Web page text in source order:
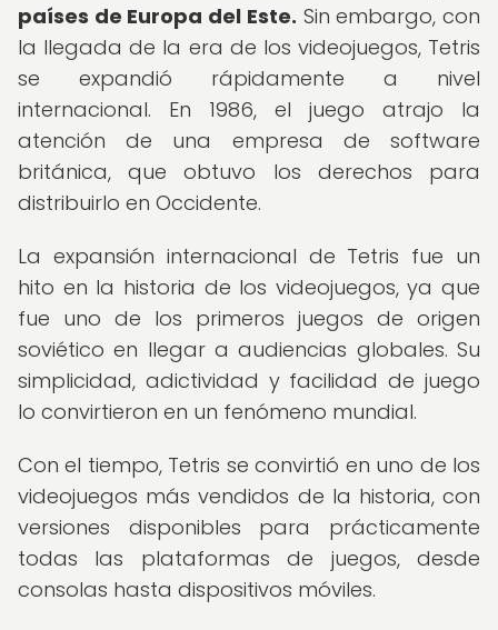
países de Europa del Este. Sin embargo, con
la llegada de la era de los videojuegos, Tetris
se expandió rápidamente a nivel
internacional. En 1986, el juego atrajo la
atención de una empresa de software
británica, que obtuvo los derechos para
distribuirlo en Occidente.
La expansión internacional de Tetris fue un
hito en la historia de los videojuegos, ya que
fue uno de los primeros juegos de origen
soviético en llegar a audiencias globales. Su
simplicidad, adictividad y facilidad de juego
lo convirtieron en un fenómeno mundial.
Con el tiempo, Tetris se convirtió en uno de los
videojuegos más vendidos de la historia, con
versiones disponibles para prácticamente
todas las plataformas de juegos, desde
consolas hasta dispositivos móviles.